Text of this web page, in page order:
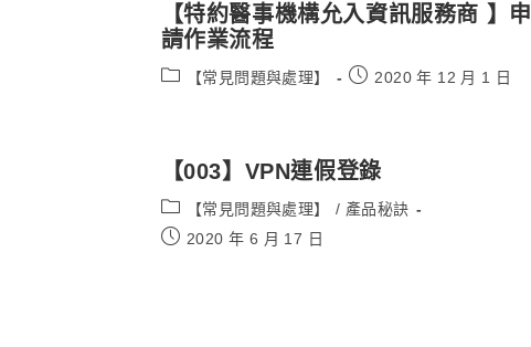
【特約醫事機構允入資訊服務商 】申
請作業流程
Post
【常見問題與處理】
Post2020 年 12 月 1 日
【003】VPN連假登錄
Post
category:
【常見問題與處理】 / 產品秘訣
Post2020 年 6 月 17 日